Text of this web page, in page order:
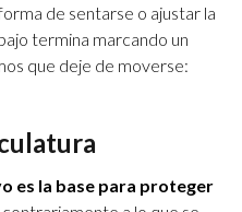
de sentarse o ajustar la
termina marcando un
que deje de moverse:
es la base para proteger